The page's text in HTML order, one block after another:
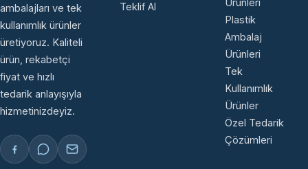
ambalajları ve tek
kullanımlık ürünler
üretiyoruz. Kaliteli
ürün, rekabetçi
fiyat ve hızlı
tedarik anlayışıyla
hizmetinizdeyiz.
Teklif Al
Ürünleri
Plastik
Ambalaj
Ürünleri
Tek
Kullanımlık
Ürünler
Özel Tedarik
Çözümleri